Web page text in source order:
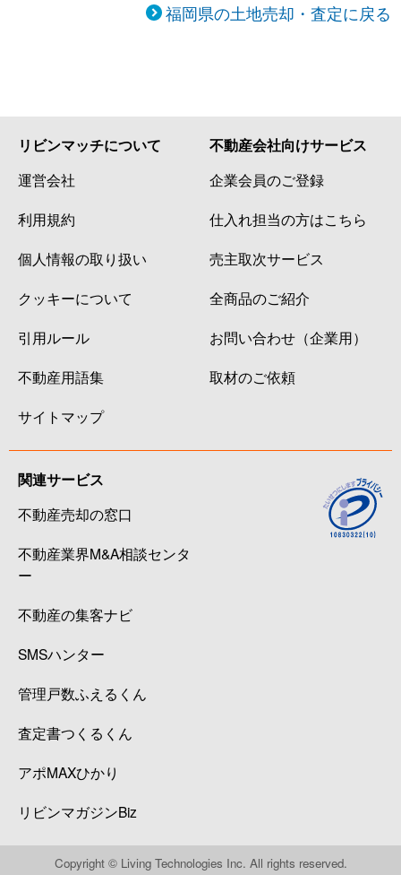
福岡県の土地売却・査定に戻る
リビンマッチについて
運営会社
利用規約
個人情報の取り扱い
クッキーについて
引用ルール
不動産用語集
サイトマップ
不動産会社向けサービス
企業会員のご登録
仕入れ担当の方はこちら
売主取次サービス
全商品のご紹介
お問い合わせ（企業用）
取材のご依頼
関連サービス
不動産売却の窓口
不動産業界M&A相談センタ
ー
不動産の集客ナビ
SMSハンター
管理戸数ふえるくん
査定書つくるくん
アポMAXひかり
リビンマガジンBiz
Copyright © Living Technologies Inc. All rights reserved.